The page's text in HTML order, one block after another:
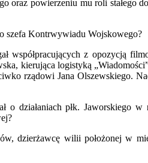
oraz powierzeniu mu roli stałego
szefa Kontrwywiadu Wojskowego?
współpracujących z opozycją
kierująca logistyką
rządowi Jana Olszewskiego.
płk. Jaworskiego w
dzierżawcę wilii położonej w